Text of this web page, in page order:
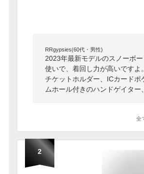
RRgypsies(60代・男性)
2023年最新モデルのスノーボ
使いで、着回し力が高いです
チケットホルダー、ICカード
ムホール付きのハンドゲイタ
全
2